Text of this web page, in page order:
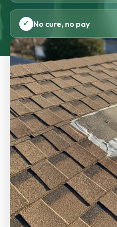
✓ No cure, no pay